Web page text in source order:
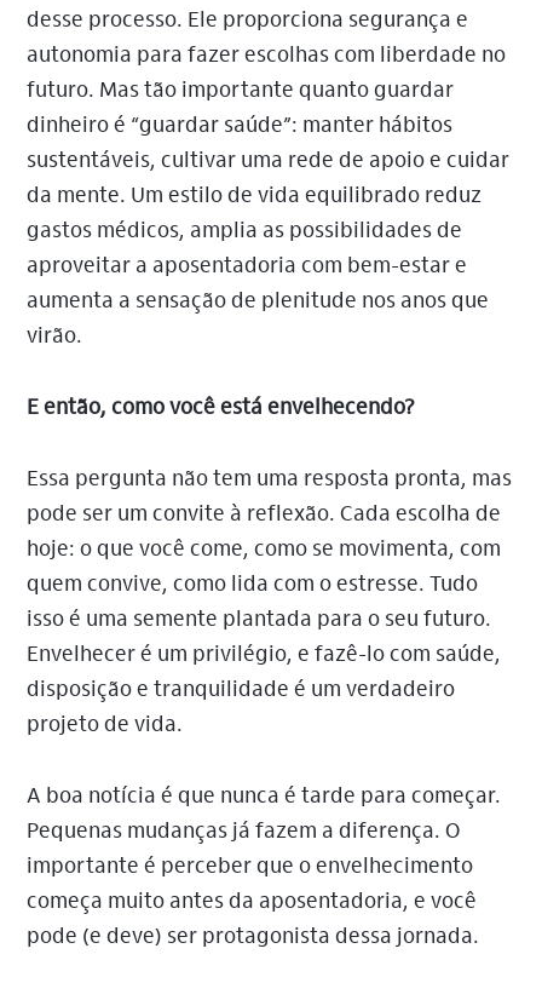
desse processo. Ele proporciona segurança e
autonomia para fazer escolhas com liberdade no
futuro. Mas tão importante quanto guardar
dinheiro é “guardar saúde”: manter hábitos
sustentáveis, cultivar uma rede de apoio e cuidar
da mente. Um estilo de vida equilibrado reduz
gastos médicos, amplia as possibilidades de
aproveitar a aposentadoria com bem-estar e
aumenta a sensação de plenitude nos anos que
virão.
E então, como você está envelhecendo?
Essa pergunta não tem uma resposta pronta, mas
pode ser um convite à reflexão. Cada escolha de
hoje: o que você come, como se movimenta, com
quem convive, como lida com o estresse. Tudo
isso é uma semente plantada para o seu futuro.
Envelhecer é um privilégio, e fazê-lo com saúde,
disposição e tranquilidade é um verdadeiro
projeto de vida.
A boa notícia é que nunca é tarde para começar.
Pequenas mudanças já fazem a diferença. O
importante é perceber que o envelhecimento
começa muito antes da aposentadoria, e você
pode (e deve) ser protagonista dessa jornada.